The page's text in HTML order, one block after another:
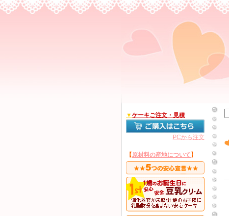
▼ケーキご注文・見積
PCから注文
【原材料の産地について 】